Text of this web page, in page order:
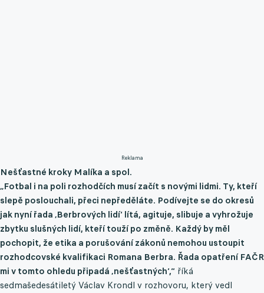
Reklama
Nešťastné kroky Malíka a spol.
„Fotbal i na poli rozhodčích musí začít s novými lidmi. Ty, kteří
slepě poslouchali, přeci nepředěláte. Podívejte se do okresů
jak nyní řada ‚Berbrových lidí‘ lítá, agituje, slibuje a vyhrožuje
zbytku slušných lidí, kteří touží po změně. Každý by měl
pochopit, že etika a porušování zákonů nemohou ustoupit
rozhodcovské kvalifikaci Romana Berbra. Řada opatření FAČR
mi v tomto ohledu připadá ‚nešťastných‘,“ říká
sedmašedesátiletý Václav Krondl v rozhovoru, který vedl